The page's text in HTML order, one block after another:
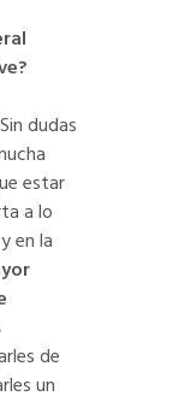
dudas
estar
a lo
en la
de
un